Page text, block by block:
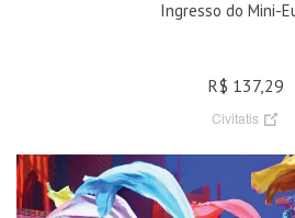
Ingresso do Mini-
R$ 137,29
Civitatis